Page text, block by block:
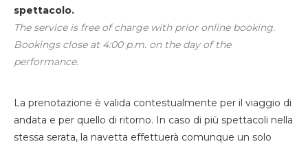
spettacolo.
The service is free of charge with prior online booking.
Bookings close at 4:00 p.m. on the day of the
performance.
La prenotazione è valida contestualmente per il viaggio di
andata e per quello di ritorno. In caso di più spettacoli nella
stessa serata, la navetta effettuerà comunque un solo